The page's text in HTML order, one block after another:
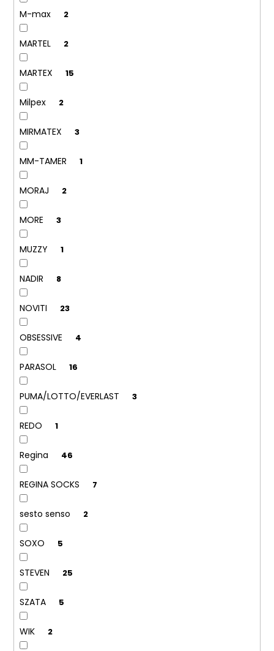
M-max 2
MARTEL 2
MARTEX 15
Milpex 2
MIRMATEX 3
MM-TAMER 1
MORAJ 2
MORE 3
MUZZY 1
NADIR 8
NOVITI 23
OBSESSIVE 4
PARASOL 16
PUMA/LOTTO/EVERLAST 3
REDO 1
Regina 46
REGINA SOCKS 7
sesto senso 2
SOXO 5
STEVEN 25
SZATA 5
WIK 2